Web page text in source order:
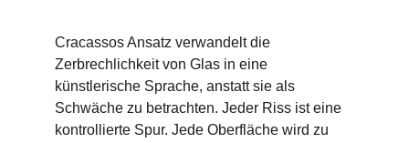
Cracassos Ansatz verwandelt die
Zerbrechlichkeit von Glas in eine
künstlerische Sprache, anstatt sie als
Schwäche zu betrachten. Jeder Riss ist eine
kontrollierte Spur. Jede Oberfläche wird zu